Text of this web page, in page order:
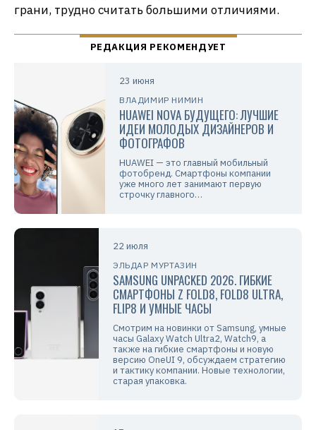
грани, трудно считать большими отличиями.
23 июня
ВЛАДИМИР НИМИН
HUAWEI NOVA БУДУЩЕГО: ЛУЧШИЕ
ИДЕИ МОЛОДЫХ ДИЗАЙНЕРОВ И
ФОТОГРАФОВ
HUAWEI — это главный мобильный
фотобренд. Смартфоны компании
уже много лет занимают первую
строчку главного…
22 июля
ЭЛЬДАР МУРТАЗИН
SAMSUNG UNPACKED 2026. ГИБКИЕ
СМАРТФОНЫ Z FOLD8, FOLD8 ULTRA,
FLIP8 И УМНЫЕ ЧАСЫ
Смотрим на новинки от Samsung, умные
часы Galaxy Watch Ultra2, Watch9, а
также на гибкие смартфоны и новую
версию OneUI 9, обсуждаем стратегию
и тактику компании. Новые технологии,
старая упаковка.